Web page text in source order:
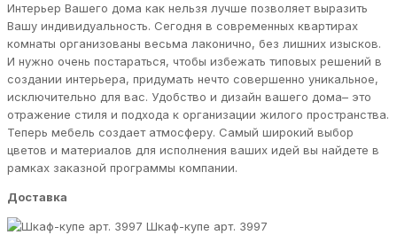
Интерьер Вашего дома как нельзя лучше позволяет выразить
Вашу индивидуальность. Сегодня в современных квартирах
комнаты организованы весьма лаконично, без лишних изысков.
И нужно очень постараться, чтобы избежать типовых решений в
создании интерьера, придумать нечто совершенно уникальное,
исключительно для вас. Удобство и дизайн вашего дома– это
отражение стиля и подхода к организации жилого пространства.
Теперь мебель создает атмосферу. Самый широкий выбор
цветов и материалов для исполнения ваших идей вы найдете в
рамках заказной программы компании.
Доставка
Шкаф-купе арт. 3997